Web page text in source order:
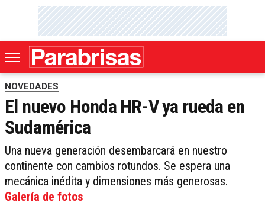
NOVEDADES
El nuevo Honda HR-V ya rueda en
Sudamérica
Una nueva generación desembarcará en nuestro
continente con cambios rotundos. Se espera una
mecánica inédita y dimensiones más generosas.
Galería de fotos